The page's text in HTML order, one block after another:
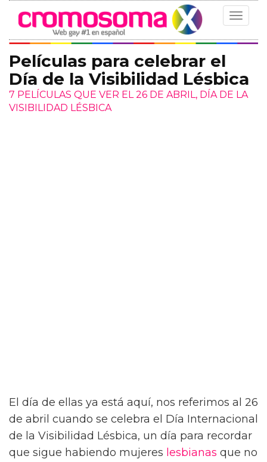
Toggle
Películas para celebrar el
Día de la Visibilidad Lésbica
7 PELÍCULAS QUE VER EL 26 DE ABRIL, DÍA DE LA
VISIBILIDAD LÉSBICA
El día de ellas ya está aquí, nos referimos al 26
de abril cuando se celebra el Día Internacional
de la Visibilidad Lésbica, un día para recordar
que sigue habiendo mujeres lesbianas que no